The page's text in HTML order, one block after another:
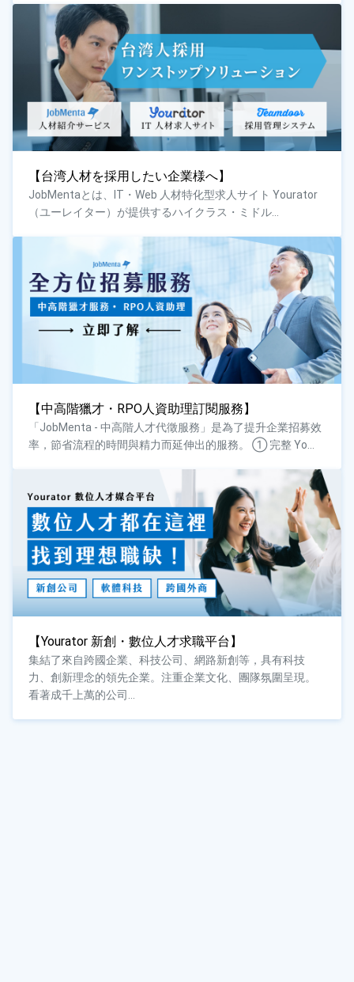
【台湾人材を採用したい企業様へ】
JobMentaとは、IT・Web 人材特化型求人サイト Yourator
（ユーレイター）が提供するハイクラス・ミドル...
【中高階獵才・RPO人資助理訂閱服務】
「JobMenta - 中高階人才代徵服務」是為了提升企業招募效
率，節省流程的時間與精力而延伸出的服務。 ① 完整 Yo...
【Yourator 新創・數位人才求職平台】
集結了來自跨國企業、科技公司、網路新創等，具有科技
力、創新理念的領先企業。注重企業文化、團隊氛圍呈現。
看著成千上萬的公司...